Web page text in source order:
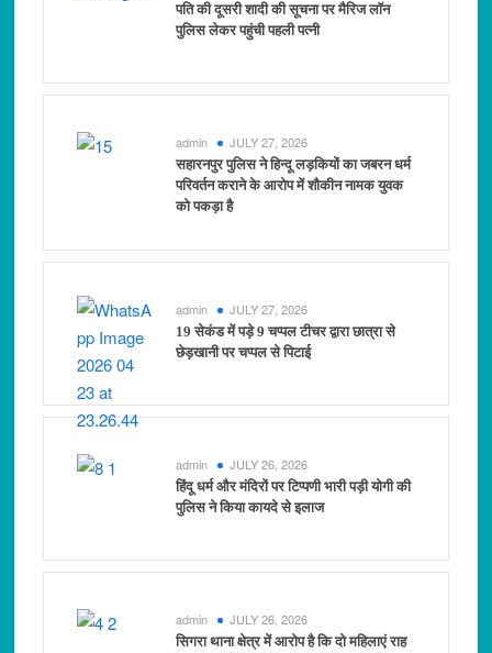
पति की दूसरी शादी की सूचना पर मैरिज लॉन
पुलिस लेकर पहुंची पहली पत्नी
admin JULY 27, 2026
सहारनपुर पुलिस ने हिन्दू लड़कियों का जबरन धर्म
परिवर्तन कराने के आरोप में शौकीन नामक युवक
को पकड़ा है
admin JULY 27, 2026
19 सेकंड में पड़े 9 चप्पल टीचर द्वारा छात्रा से
छेड़खानी पर चप्पल से पिटाई
admin JULY 26, 2026
हिंदू धर्म और मंदिरों पर टिप्पणी भारी पड़ी योगी की
पुलिस ने किया कायदे से इलाज
admin JULY 26, 2026
सिगरा थाना क्षेत्र में आरोप है कि दो महिलाएं राह